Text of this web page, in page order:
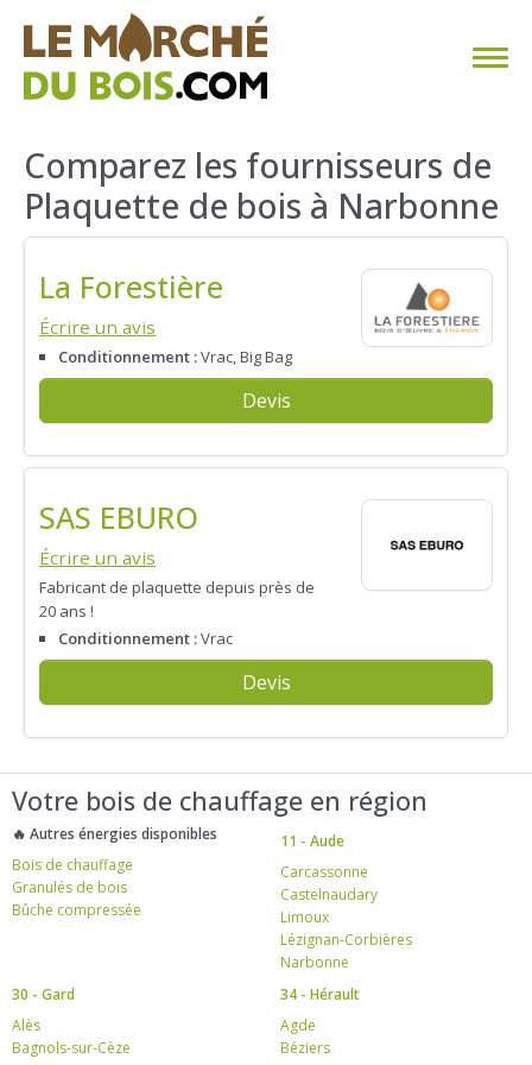
CHAUFFAGE AU BOIS
FAQ
TROUVER SON FOURNISSEUR
BLOG
Comparez les fournisseurs de
Plaquette de bois à Narbonne
La Forestière
Écrire un avis
Conditionnement :Vrac, Big Bag
Devis
SAS EBURO
Écrire un avis
Fabricant de plaquette depuis près de
20 ans !
Conditionnement :Vrac
Devis
Votre bois de chauffage en région
🔥 Autres énergies disponibles
Bois de chauffage
Granulés de bois
Bûche compressée
11 - Aude
Carcassonne
Castelnaudary
Limoux
Lézignan-Corbières
Narbonne
30 - Gard
Alès
Bagnols-sur-Cèze
34 - Hérault
Agde
Béziers